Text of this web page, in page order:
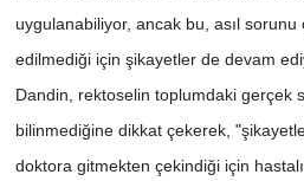
uygulanabiliyor, ancak bu, asıl
edilmediği için şikayetler de devam
Dandin, rektoselin toplumdaki gerçek
bilinmediğine dikkat çekerek,
doktora gitmekten çekindiği için